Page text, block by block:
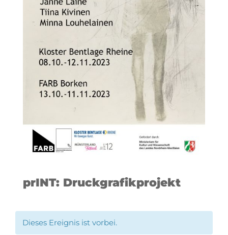
prINT: Druckgrafikprojekt
Dieses Ereignis ist vorbei.